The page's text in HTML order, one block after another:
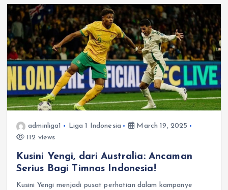
adminliga1 Liga 1 Indonesia
March 19, 2025
112 views
Kusini Yengi, dari Australia: Ancaman
Serius Bagi Timnas Indonesia!
Kusini Yengi menjadi pusat perhatian dalam kampanye